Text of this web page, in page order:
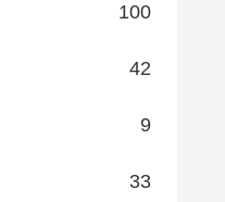
100
42
9
33